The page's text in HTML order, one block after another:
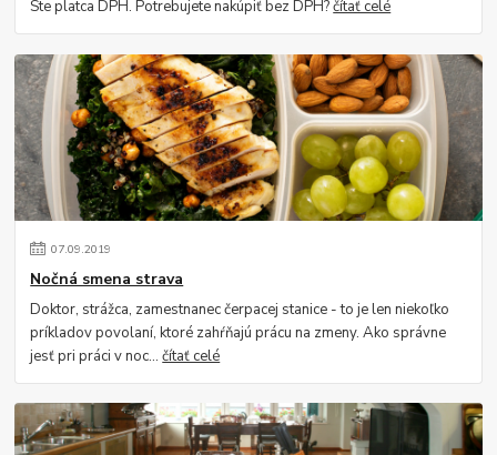
Ste platca DPH. Potrebujete nakúpiť bez DPH?čítať celé
07.09.2019
Nočná smena strava
Doktor, strážca, zamestnanec čerpacej stanice - to je len niekoľko
príkladov povolaní, ktoré zahŕňajú prácu na zmeny. Ako správne
jesť pri práci v noc...čítať celé